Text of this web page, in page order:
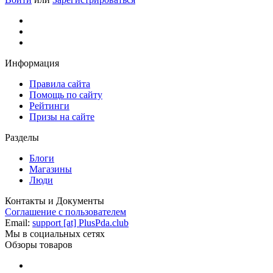
Информация
Правила сайта
Помощь по сайту
Рейтинги
Призы на сайте
Разделы
Блоги
Магазины
Люди
Контакты и Документы
Соглашение с пользователем
Email: support [at] PlusPda.club
Мы в социальных сетях
Обзоры товаров